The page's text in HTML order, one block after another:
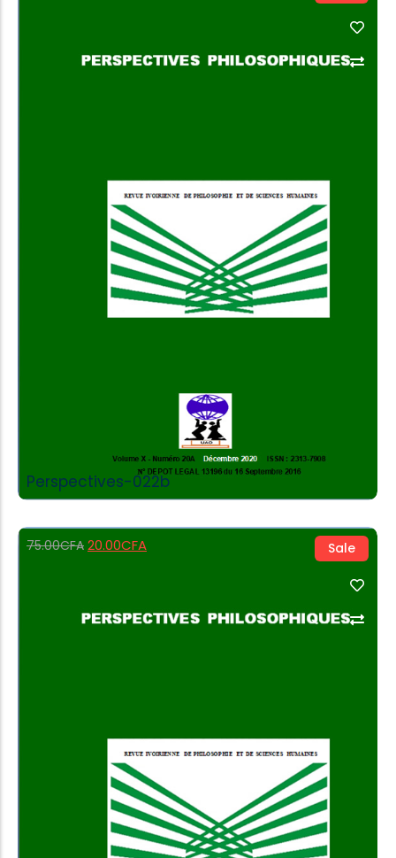
Perspectives-022b
Add to Cart
Sale
75.00CFA 20.00CFA
Add to Cart